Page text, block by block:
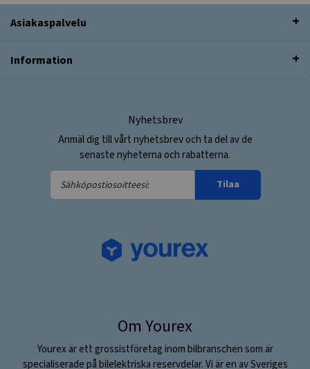
Asiakaspalvelu
Information
Nyhetsbrev
Anmäl dig till vårt nyhetsbrev och ta del av de
senaste nyheterna och rabatterna.
Sähköpostiosoitteesi:
Tilaa
Om Yourex
Yourex är ett grossistföretag inom bilbranschen som är
specialiserade på bilelektriska reservdelar. Vi är en av Sveriges